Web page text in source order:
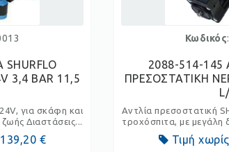
3,4 BAR 11,5
για σκάφη και
Διαστάσεις...
139,20 €
Κωδικός
2088-514-145
ΠΡΕΣΟΣΤΑΤΙΚΗ
Αντλία πρεσοστατική
τροχόσπιτα, με μεγάλη
Τιμή